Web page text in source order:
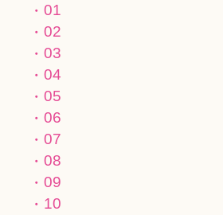
01
02
03
04
05
06
07
08
09
10